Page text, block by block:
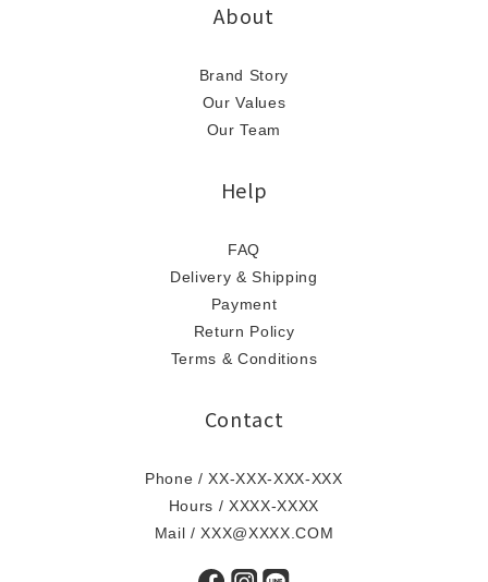
About
Brand Story
Our Values
Our Team
Help
FAQ
Delivery & Shipping
Payment
Return Policy
Terms & Conditions
Contact
Phone / XX-XXX-XXX-XXX
Hours / XXXX-XXXX
Mail / XXX@XXXX.COM